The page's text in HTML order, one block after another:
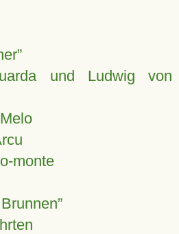
und Ludwig von
monte